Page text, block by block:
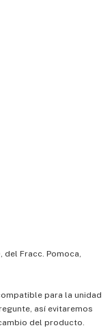
, del Fracc. Pomoca,
para la unidad
así evitaremos
del producto.